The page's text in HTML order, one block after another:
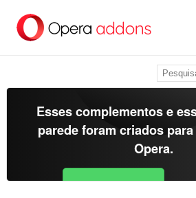
para
Esses complementos e
parede foram criados
Opera.
Baixar o Opera